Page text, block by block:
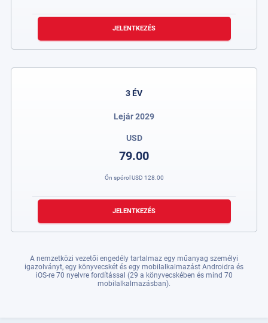
JELENTKEZÉS
3 ÉV
Lejár 2029
USD
79.00
Ön spórol USD 128.00
JELENTKEZÉS
A nemzetközi vezetői engedély tartalmaz egy műanyag személyi
igazolványt, egy könyvecskét és egy mobilalkalmazást Androidra és
iOS-re 70 nyelvre fordítással (29 a könyvecskében és mind 70
mobilalkalmazásban).